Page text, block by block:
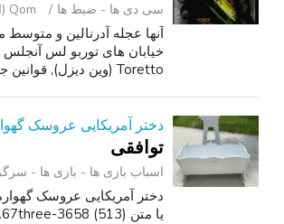
سی ‌دی ‌ها - ضبط‌ ها Qom (استان قم )
آنها عجله آدرنالین و
خیابان های توربو لس
Toretto (وین دیزل), قوانین جاده تبدیل تمام رقبای خود را به گرد و غبار...
دختر آمریکایی عروسک
توافقی
اسباب‌ بازی ها - بازی ها -
دختر آمریکایی عروسک
یا متن (513) 67three-3658.